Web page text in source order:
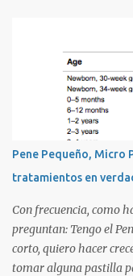
Pene Pequeño, Micro
tratamientos en
Con frecuencia, como
preguntan: Tengo el
corto, quiero hacer
tomar alguna pastilla